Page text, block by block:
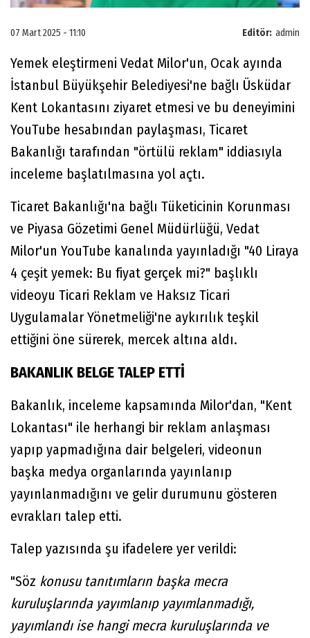
Editör: admin
07 Mart 2025 - 11:10
Yemek eleştirmeni Vedat Milor'un, Ocak ayında
İstanbul Büyükşehir Belediyesi'ne bağlı Üsküdar
Kent Lokantasını ziyaret etmesi ve bu deneyimini
YouTube hesabından paylaşması, Ticaret
Bakanlığı tarafından "örtülü reklam" iddiasıyla
inceleme başlatılmasına yol açtı.
Ticaret Bakanlığı'na bağlı Tüketicinin Korunması
ve Piyasa Gözetimi Genel Müdürlüğü, Vedat
Milor'un YouTube kanalında yayınladığı "40 Liraya
4 çeşit yemek: Bu fiyat gerçek mi?" başlıklı
videoyu Ticari Reklam ve Haksız Ticari
Uygulamalar Yönetmeliği'ne aykırılık teşkil
ettiğini öne sürerek, mercek altına aldı.
BAKANLIK BELGE TALEP ETTİ
Bakanlık, inceleme kapsamında Milor'dan, "Kent
Lokantası" ile herhangi bir reklam anlaşması
yapıp yapmadığına dair belgeleri, videonun
başka medya organlarında yayınlanıp
yayınlanmadığını ve gelir durumunu gösteren
evrakları talep etti.
Talep yazısında şu ifadelere yer verildi:
"Söz konusu tanıtımların başka mecra
kuruluşlarında yayımlanıp yayımlanmadığı,
yayımlandı ise hangi mecra kuruluşlarında ve